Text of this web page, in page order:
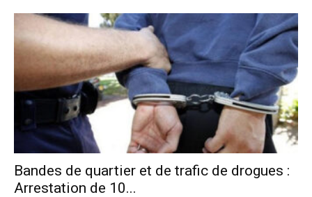
Bandes de quartier et de trafic de drogues :
Arrestation de 10...